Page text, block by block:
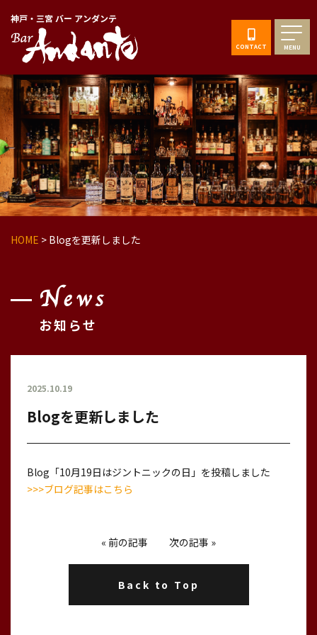
神戸・三宮 バー アンダンテ
CONTACT MENU
HOME > Blogを更新しました
News
お知らせ
2025.10.19
Blogを更新しました
Blog「10月19日はジントニックの日」を投稿しました
>>>ブログ記事はこちら
« 前の記事 次の記事 »
Back to Top